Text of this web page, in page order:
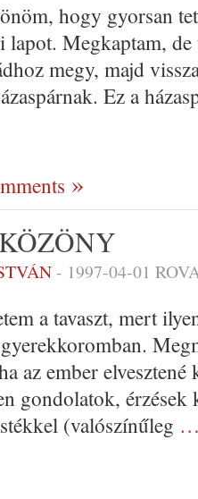
hogy gyorsan
lapot. Megkaptam,
megy, majd
Ez a
- 1997-04-01
a tavaszt, mert
az ember
gondolatok, érzések
(valószínűleg …